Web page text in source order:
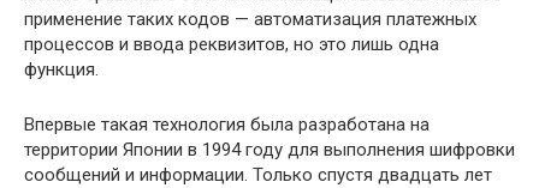
применение таких кодов — автоматизация платежных
процессов и ввода реквизитов, но это лишь одна
функция.
Впервые такая технология была разработана на
территории Японии в 1994 году для выполнения шифровки
сообщений и информации. Только спустя двадцать лет